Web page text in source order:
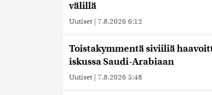
välillä
Uutiset | 7.8.2026 6:12
Toistakymmentä siviiliä
iskussa Saudi-Arabiaan
Uutiset | 7.8.2026 5:48